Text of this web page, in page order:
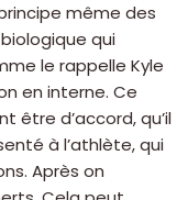
même des
qui
le rappelle Kyle
en interne. Ce
être d’accord, qu’il
à l’athlète, qui
Après on